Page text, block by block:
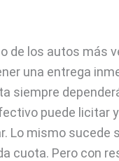
de los autos más
una entrega
siempre
puede licitar
Lo mismo sucede
cuota. Pero con